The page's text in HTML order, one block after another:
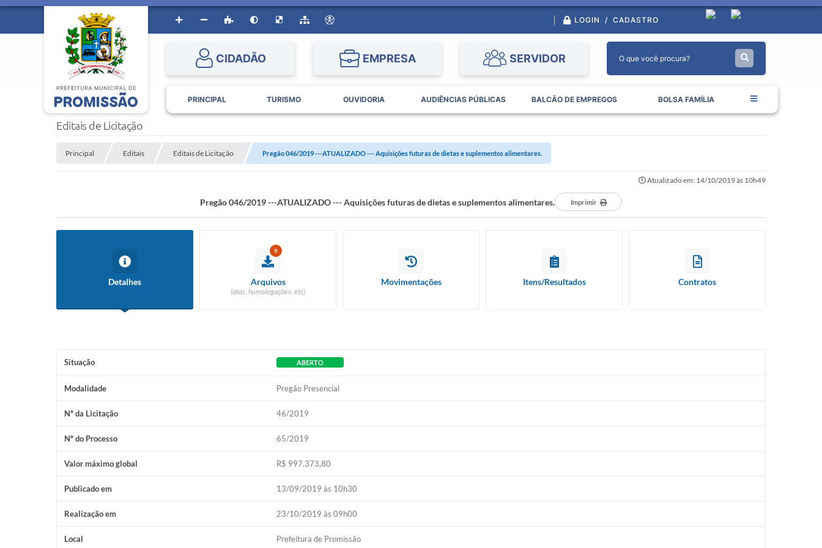
LOGIN / CADASTRO
CIDADÃO EMPRESA SERVIDOR
PRINCIPAL TURISMO OUVIDORIA AUDIÊNCIAS PÚBLICAS BALCÃO DE EMPREGOS BOLSA FAMÍLIA
Editais de Licitação
Principal Editais Editais de Licitação Pregão 046/2019 ---ATUALIZADO --- Aquisições futuras de dietas e suplementos alimentares.
Atualizado em: 14/10/2019 às 10h49
Pregão 046/2019 ---ATUALIZADO --- Aquisições futuras de dietas e suplementos alimentares. Imprimir
Detalhes
9
Arquivos
(atas, homologações, etc)
Movimentações Itens/Resultados Contratos
Situação ABERTO
Modalidade Pregão Presencial
Nº da Licitação 46/2019
Nº do Processo 65/2019
Valor máximo global R$ 997.373,80
Publicado em 13/09/2019 às 10h30
Realização em 23/10/2019 às 09h00
Local Prefeitura de Promissão